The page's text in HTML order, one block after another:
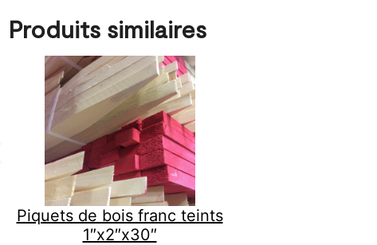
Produits similaires
Piquets de bois franc teints
1″x2″x30″